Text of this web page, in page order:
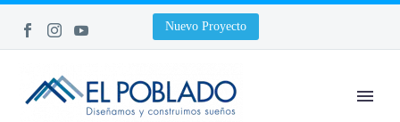
Nuevo Proyecto